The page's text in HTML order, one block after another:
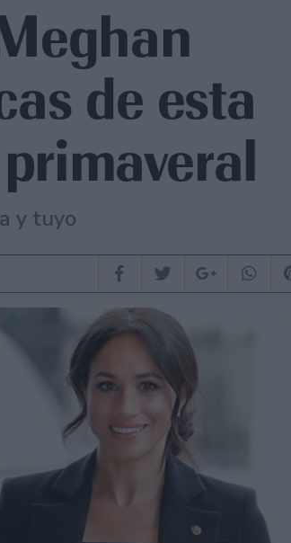
de esta
y tuyo